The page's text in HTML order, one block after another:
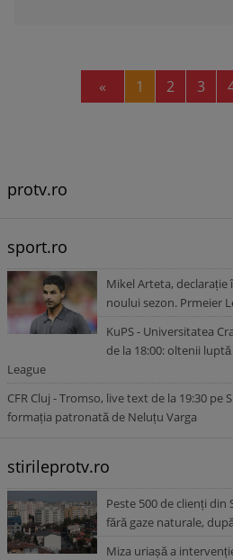
« Previous
1 2 3
protv.ro
sport.ro
Mikel Arteta,
noului sezon. Prmeier
KuPS - Universitatea
de la 18:00: oltenii
League
CFR Cluj - Tromso, live text de la 19:30
formația patronată de Neluțu Varga
stirileprotv.ro
Peste 500 de clienți din
fără gaze naturale,
Miza uriașă a